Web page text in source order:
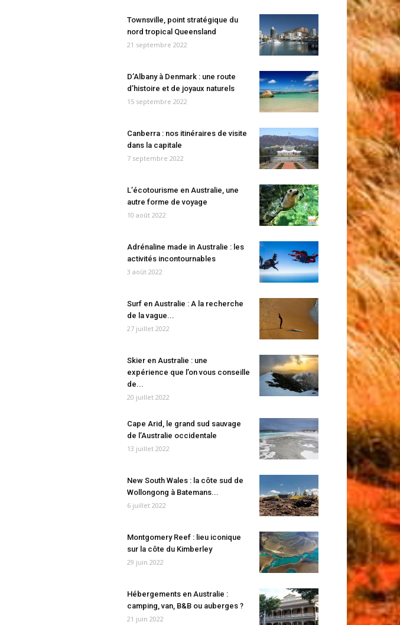
Townsville, point stratégique du
nord tropical Queensland
21 septembre 2022
D’Albany à Denmark : une route
d’histoire et de joyaux naturels
15 septembre 2022
Canberra : nos itinéraires de visite
dans la capitale
7 septembre 2022
L’écotourisme en Australie, une
autre forme de voyage
10 août 2022
Adrénaline made in Australie : les
activités incontournables
3 août 2022
Surf en Australie : A la recherche
de la vague...
27 juillet 2022
Skier en Australie : une
expérience que l’on vous conseille
de...
20 juillet 2022
Cape Arid, le grand sud sauvage
de l’Australie occidentale
13 juillet 2022
New South Wales : la côte sud de
Wollongong à Batemans...
6 juillet 2022
Montgomery Reef : lieu iconique
sur la côte du Kimberley
29 juin 2022
Hébergements en Australie :
camping, van, B&B ou auberges ?
21 juin 2022